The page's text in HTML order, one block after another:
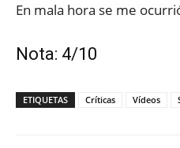
En mala hora se me
Nota: 4/10
ETIQUETAS Críticas Vídeos